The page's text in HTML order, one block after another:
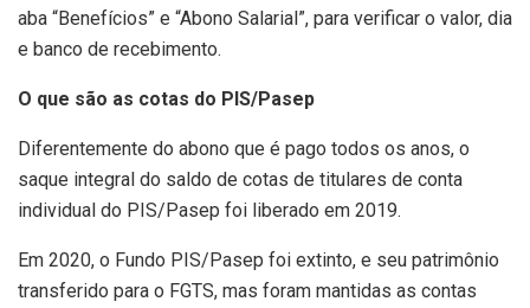
aba “Benefícios” e “Abono Salarial”, para verificar o valor, dia
e banco de recebimento.
O que são as cotas do PIS/Pasep
Diferentemente do abono que é pago todos os anos, o
saque integral do saldo de cotas de titulares de conta
individual do PIS/Pasep foi liberado em 2019.
Em 2020, o Fundo PIS/Pasep foi extinto, e seu patrimônio
transferido para o FGTS, mas foram mantidas as contas